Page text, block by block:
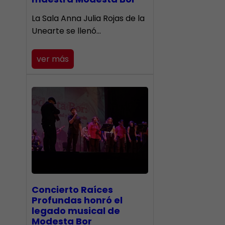
​La Sala Anna Julia Rojas de la
Unearte se llenó…
ver más
​Concierto Raíces
Profundas honró el
legado musical de
Modesta Bor